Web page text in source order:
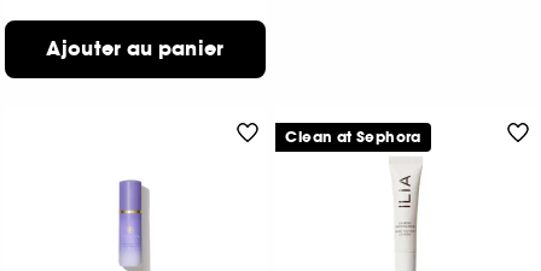
Ajouter au panier
Clean at Sephora